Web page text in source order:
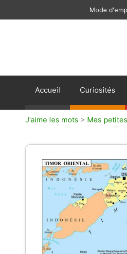
Mode
Accueil Curiosités
J'aime les mots > Mes